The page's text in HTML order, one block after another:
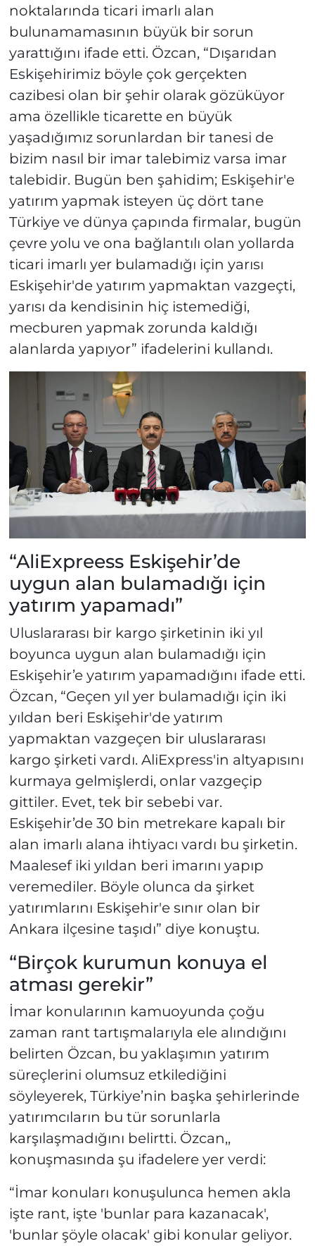
noktalarında ticari imarlı alan
bulunamamasının büyük bir sorun
yarattığını ifade etti. Özcan, “Dışarıdan
Eskişehirimiz böyle çok gerçekten
cazibesi olan bir şehir olarak gözüküyor
ama özellikle ticarette en büyük
yaşadığımız sorunlardan bir tanesi de
bizim nasıl bir imar talebimiz varsa imar
talebidir. Bugün ben şahidim; Eskişehir'e
yatırım yapmak isteyen üç dört tane
Türkiye ve dünya çapında firmalar, bugün
çevre yolu ve ona bağlantılı olan yollarda
ticari imarlı yer bulamadığı için yarısı
Eskişehir'de yatırım yapmaktan vazgeçti,
yarısı da kendisinin hiç istemediği,
mecburen yapmak zorunda kaldığı
alanlarda yapıyor” ifadelerini kullandı.
“AliExpreess Eskişehir’de
uygun alan bulamadığı için
yatırım yapamadı”
Uluslararası bir kargo şirketinin iki yıl
boyunca uygun alan bulamadığı için
Eskişehir’e yatırım yapamadığını ifade etti.
Özcan, “Geçen yıl yer bulamadığı için iki
yıldan beri Eskişehir'de yatırım
yapmaktan vazgeçen bir uluslararası
kargo şirketi vardı. AliExpress'in altyapısını
kurmaya gelmişlerdi, onlar vazgeçip
gittiler. Evet, tek bir sebebi var.
Eskişehir’de 30 bin metrekare kapalı bir
alan imarlı alana ihtiyacı vardı bu şirketin.
Maalesef iki yıldan beri imarını yapıp
veremediler. Böyle olunca da şirket
yatırımlarını Eskişehir'e sınır olan bir
Ankara ilçesine taşıdı” diye konuştu.
“Birçok kurumun konuya el
atması gerekir”
İmar konularının kamuoyunda çoğu
zaman rant tartışmalarıyla ele alındığını
belirten Özcan, bu yaklaşımın yatırım
süreçlerini olumsuz etkilediğini
söyleyerek, Türkiye’nin başka şehirlerinde
yatırımcıların bu tür sorunlarla
karşılaşmadığını belirtti. Özcan,,
konuşmasında şu ifadelere yer verdi:
“İmar konuları konuşulunca hemen akla
işte rant, işte 'bunlar para kazanacak',
'bunlar şöyle olacak' gibi konular geliyor.